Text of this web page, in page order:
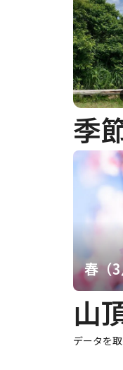
季
春（
山
データを